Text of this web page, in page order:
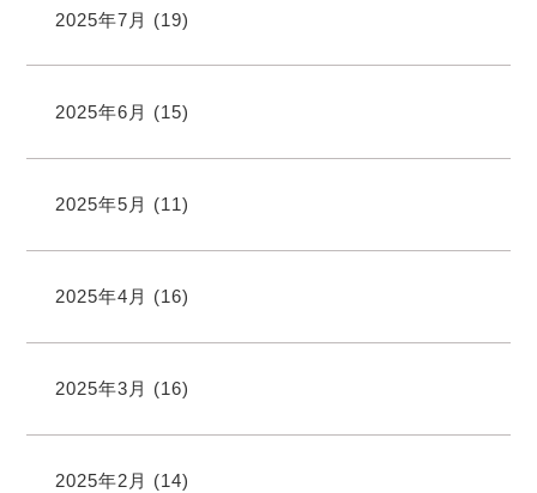
2025年7月 (19)
2025年6月 (15)
2025年5月 (11)
2025年4月 (16)
2025年3月 (16)
2025年2月 (14)